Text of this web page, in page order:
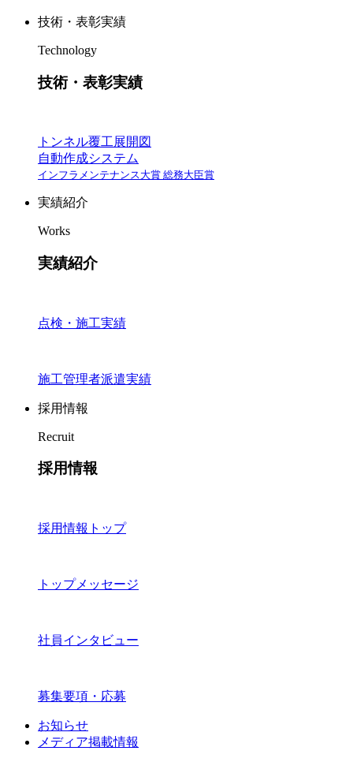
技術・表彰実績
Technology
技術・表彰実績
トンネル覆工展開図
自動作成システム
インフラメンテナンス大賞 総務大臣賞
実績紹介
Works
実績紹介
点検・施工実績
施工管理者派遣実績
採用情報
Recruit
採用情報
採用情報トップ
トップメッセージ
社員インタビュー
募集要項・応募
お知らせ
メディア掲載情報